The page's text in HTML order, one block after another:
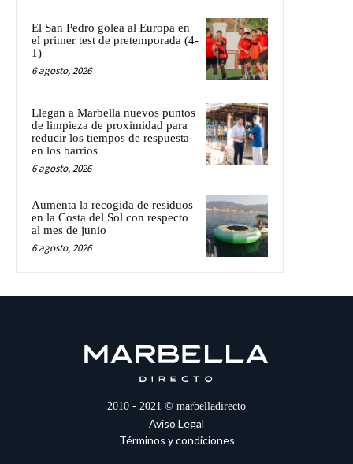
El San Pedro golea al Europa en
el primer test de pretemporada (4-
1)
6 agosto, 2026
Llegan a Marbella nuevos puntos
de limpieza de proximidad para
reducir los tiempos de respuesta
en los barrios
6 agosto, 2026
Aumenta la recogida de residuos
en la Costa del Sol con respecto
al mes de junio
6 agosto, 2026
2010 - 2021 © marbelladirecto
Aviso Legal
Términos y condiciones